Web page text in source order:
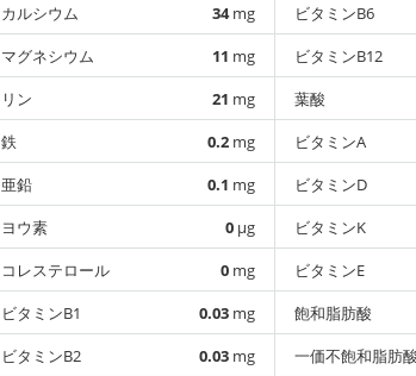
カルシウム 34mg
マグネシウム
11 mg
リン
21 mg
鉄
0.2 mg
亜鉛
0.1 mg
ヨウ素
0 µg
コレステロール
0 mg
ビタミンB1
0.03 mg
ビタミンB2
0.03 mg
ビタミンB6
ビタミンB12
葉酸
ビタミンA
ビタミンD
ビタミンK
ビタミンE
飽和脂肪酸
一価不飽和脂肪酸